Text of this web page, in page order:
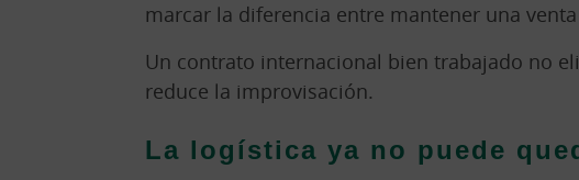
marcar la diferencia entre mantener una
Un contrato internacional bien trabajado no
reduce la improvisación.
La logística ya no puede